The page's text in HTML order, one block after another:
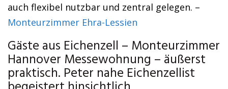
auch flexibel nutzbar und zentral gelegen. –
Monteurzimmer Ehra-Lessien
Gäste aus Eichenzell – Monteurzimmer
Hannover Messewohnung – äußerst
praktisch. Peter nahe Eichenzellist